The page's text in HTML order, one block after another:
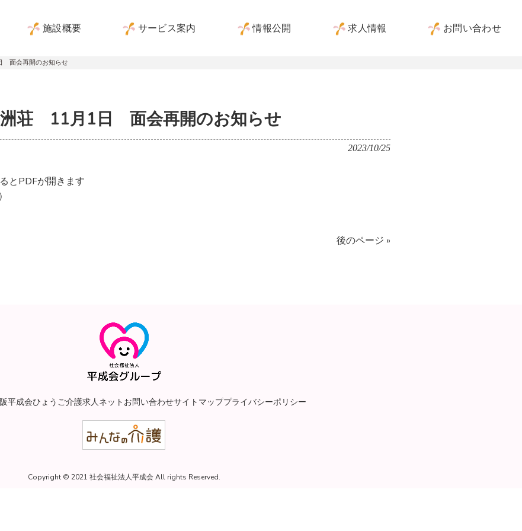
施設概要 サービス案内 情報公開 求人情報 お問い合わせ
面会再開のお知らせ
荘 11月1日 面会再開のお知らせ
2023/10/25
PDFが開きます
後のページ »
平成会ひょうご介護求人ネット お問い合わせサイトマッププライバシーポリシー
Copyright © 2021 社会福祉法人平成会 All rights Reserved.